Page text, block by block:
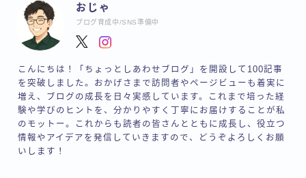
おじゃ
ブログ育成中/SNS準備中
こんにちは！「ちょっとしあわせブログ」を開設して100記事
を突破しました。おかげさまで訪問者やページビューも着実に
増え、ブログの成長を日々実感しています。これまで培った経
験や学びのヒントを、分かりやすく丁寧にお届けすることが私
のモットー。これからも読者の皆さんとともに成長し、役立つ
情報やアイデアを発信していきますので、どうぞよろしくお願
いします！